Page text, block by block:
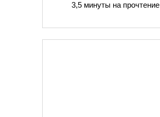
3,5 минуты на прочтение